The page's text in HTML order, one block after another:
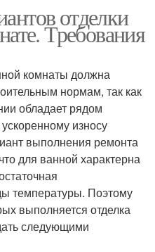
отделки
Требования
комнаты должна
нормам, так как
обладает рядом
износу
выполнения ремонта
для ванной характерна
температуры. Поэтому
выполняется отделка
следующими